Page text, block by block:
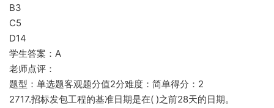
B3
C5
D14
学生答案：A
老师点评：
题型：单选题客观题分值2分难度：简单得分：2
2717.招标发包工程的基准日期是在( )之前28天的日期。